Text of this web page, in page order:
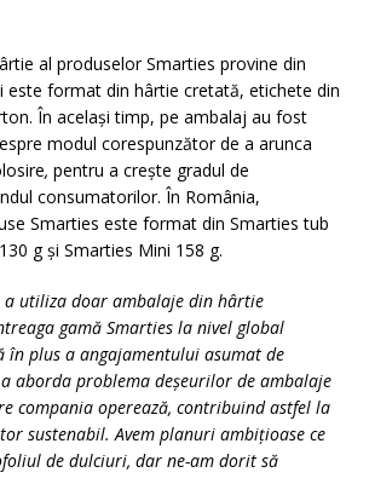
al produselor Smarties provine din
este format din hârtie cretată, etichete din
În același timp, pe ambalaj au fost
modul corespunzător de a arunca
, pentru a crește gradul de
consumatorilor. În România,
Smarties este format din Smarties tub
g și Smarties Mini 158 g.
a utiliza doar ambalaje din hârtie
gamă Smarties la nivel global
în plus a angajamentului asumat de
aborda problema deșeurilor de ambalaje
compania operează, contribuind astfel la
sustenabil. Avem planuri ambițioase ce
de dulciuri, dar ne-am dorit să